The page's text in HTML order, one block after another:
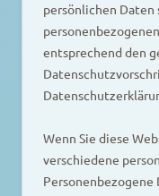
persönlichen Daten
entsprechend den
Wenn Sie diese
verschiedene
Personenbezogene